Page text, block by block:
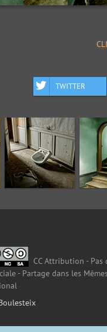
TWITTER
CC Attribution - Pas
- Partage dans les